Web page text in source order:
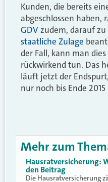
Kunden, die bereits
abgeschlossen haben,
GDVzudem, darauf zu
staatliche Zulage
der Fall, kann man
rückwirkend tun. Das
läuft jetzt der
nur noch bis Ende
Mehr zum
Hausratversicherung:
den Beitrag
Die Hausratversicherung